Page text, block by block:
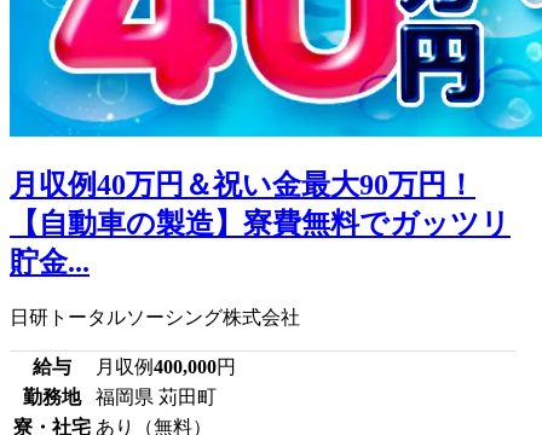
月収例40万円＆祝い金最大90万円！
【自動車の製造】寮費無料でガッツリ
貯金...
日研トータルソーシング株式会社
給与 月収例400,000円
勤務地
福岡県 苅田町
寮・社宅 あり（無料）